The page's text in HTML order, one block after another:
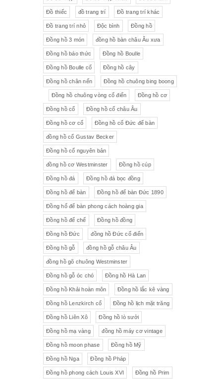
Đồ thiếc đồ trang trí Đồ trang trí khác
Đồ trang trí nhỏ Độc bình Đồng hồ
Đồng hồ 3 món đồng hồ bàn châu Âu xưa
Đồng hồ báo thức Đồng hồ Boulle
Đồng hồ Boulle cổ Đồng hồ cây
Đồng hồ chân nến Đồng hồ chuông bing boong
Đồng hồ chuông vòng cổ điển Đồng hồ cơ
Đồng hồ cổ Đồng hồ cổ châu Âu
Đồng hồ cơ cổ Đồng hồ cổ Đức để bàn
đồng hồ cổ Gustav Becker
Đồng hồ cổ nguyên bản
đồng hồ cơ Westminster Đồng hồ cúp
Đồng hồ đá Đồng hồ đá bọc đồng
Đồng hồ để bàn Đồng hồ để bàn Đức 1890
Đồng hổ để bàn phong cách hoàng gia
Đồng hồ đế chế Đồng hồ đồng
Đồng hồ Đức đồng hồ Đức cổ điển
Đồng hồ gỗ đồng hồ gỗ châu Âu
đồng hồ gõ chuông Westminster
Đồng hồ gỗ óc chó Đồng hồ Hà Lan
Đồng hồ Khải hoàn môn Đồng hồ lắc kê vàng
Đồng hồ Lenzkirch cổ Đồng hồ lịch mặt trăng
Đồng hồ Liên Xô Đồng hồ lò sưởi
Đồng hồ mạ vàng đồng hồ máy cơ vintage
Đồng hồ moon phase Đồng hồ Mỹ
Đồng hồ Nga Đồng hồ Pháp
Đồng hồ phong cách Louis XVI Đồng hồ Prim